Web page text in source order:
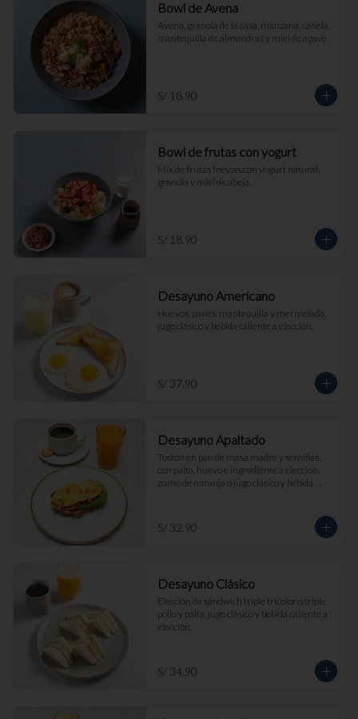
Bowl de Avena
Avena, granola de la casa, manzana, canela,
mantequilla de almendras y miel de agave.
S/ 18.90
Bowl de frutas con yogurt
Mix de frutas frescas con yogurt natural,
granola y miel de abeja.
S/ 18.90
Desayuno Americano
Huevos, panes, mantequilla y mermelada,
jugo clásico y bebida caliente a elección.
S/ 37.90
Desayuno Apaltado
Tostón en pan de masa madre y semillas,
con palta, huevo e ingrediente a elección,
zumo de naranja o jugo clásico y bebida
S/ 32.90
Desayuno Clásico
Elección de sándwich triple tricolor o triple
pollo y palta, jugo clásico y bebida caliente a
elección.
S/ 34.90